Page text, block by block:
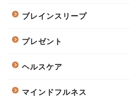
ブレインスリープ
プレゼント
ヘルスケア
マインドフルネス